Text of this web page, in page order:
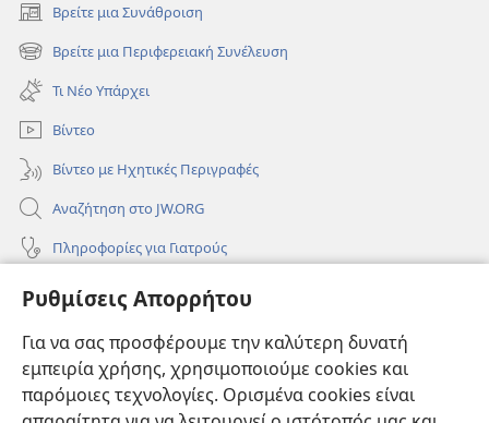
Ρυθμίσεις Απορρήτου
Για να σας προσφέρουμε την καλύτερη δυνατή
εμπειρία χρήσης, χρησιμοποιούμε cookies και
παρόμοιες τεχνολογίες. Ορισμένα cookies είναι
Βρείτε μια Συνάθροιση
(ανοίγει
νέο
παράθυρο)
Βρείτε μια Περιφερειακή Συνέλευση
(ανοίγει
νέο
παράθυρο)
Τι Νέο Υπάρχει
Βίντεο
Βίντεο με Ηχητικές Περιγραφές
Αναζήτηση στο JW.ORG
Πληροφορίες για Γιατρούς
Πληροφορίες για Επίσημους Φορείς και ΜΜΕ
Συνεισφορές
(ανοίγει